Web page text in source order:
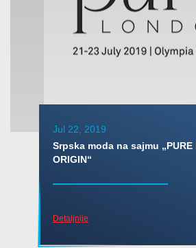
Jul 22, 2019
Srpska moda na sajmu „PURE
ORIGIN“
Detaljnije